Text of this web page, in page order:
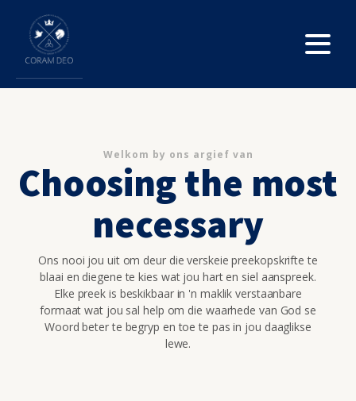
Welkom by ons argief van
Choosing the most
necessary
Ons nooi jou uit om deur die verskeie preekopskrifte te
blaai en diegene te kies wat jou hart en siel aanspreek.
Elke preek is beskikbaar in 'n maklik verstaanbare
formaat wat jou sal help om die waarhede van God se
Woord beter te begryp en toe te pas in jou daaglikse
lewe.